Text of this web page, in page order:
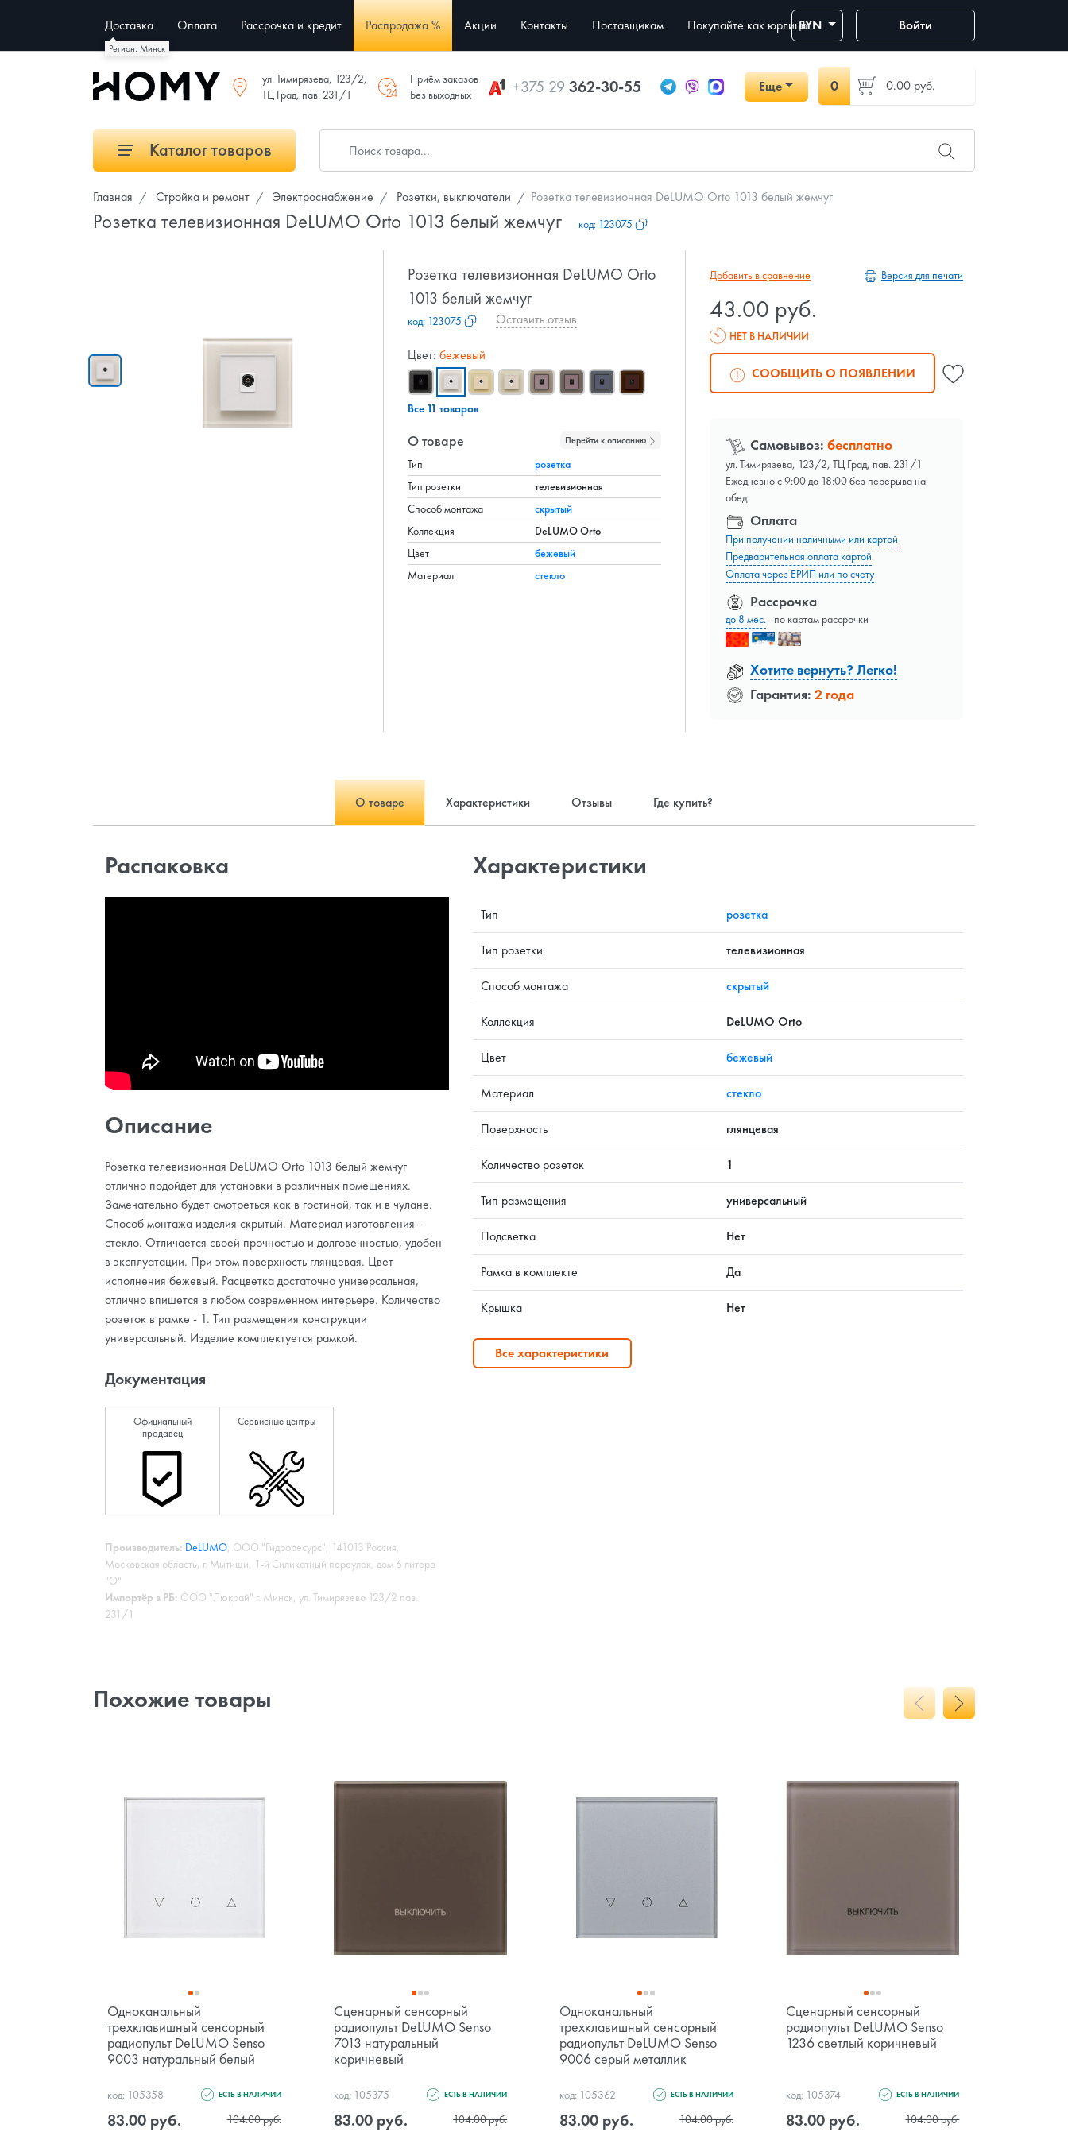
Регион: Минск
Доставка Оплата Рассрочка и кредит Распродажа % Акции Контакты Поставщикам Покупайте как юрлицоBYN Войти
ул. Тимирязева, 123/2,
ТЦ Град, пав. 231/1
Приём заказов
Без выходных
+375 29362-30-55 Еще 0 0.00 руб.
Каталог товаров
Главная Стройка и ремонт Электроснабжение Розетки, выключатели Розетка телевизионная DeLUMO Orto 1013 белый жемчуг
Розетка телевизионная DeLUMO Orto 1013 белый жемчуг код: 123075
Розетка телевизионная DeLUMO Orto
1013 белый жемчуг
код: 123075 Оставить отзыв
Цвет: бежевый
Все 11 товаров
О товаре Перейти к описанию
Тип
розетка
Тип розетки
телевизионная
Способ монтажа
скрытый
Коллекция
DeLUMO Orto
Цвет
бежевый
Материал
стекло
Добавить в сравнение Версия для печати
43.00 руб.
НЕТ В НАЛИЧИИ
СООБЩИТЬ О ПОЯВЛЕНИИ
Самовывоз: бесплатно
ул. Тимирязева, 123/2, ТЦ Град, пав. 231/1
Ежедневно с 9:00 до 18:00 без перерыва на
обед
Оплата
При получении наличными или картой
Предварительная оплата картой
Оплата через ЕРИП или по счету
Рассрочка
до 8 мес.- по картам рассрочки
Хотите вернуть? Легко!
Гарантия: 2 года
О товаре Характеристики Отзывы Где купить?
Распаковка
Описание
Розетка телевизионная DeLUMO Orto 1013 белый жемчуг
отлично подойдет для установки в различных помещениях.
Замечательно будет смотреться как в гостиной, так и в чулане.
Способ монтажа изделия скрытый. Материал изготовления –
стекло. Отличается своей прочностью и долговечностью, удобен
в эксплуатации. При этом поверхность глянцевая. Цвет
исполнения бежевый. Расцветка достаточно универсальная,
отлично впишется в любом современном интерьере. Количество
розеток в рамке - 1. Тип размещения конструкции
универсальный. Изделие комплектуется рамкой.
Документация
Официальный
продавец
Сервисные центры
Производитель: DeLUMO, ООО "Гидроресурс", 141013 Россия,
Московская область, г. Мытищи, 1-й Силикатный переулок, дом 6 литера
"О"
Импортёр в РБ: ООО "Люкрай" г. Минск, ул. Тимирязева 123/2 пав.
231/1
Характеристики
Тип розетка
Тип розетки телевизионная
Способ монтажа скрытый
Коллекция DeLUMO Orto
Цвет бежевый
Материал стекло
Поверхность глянцевая
Количество розеток 1
Тип размещения универсальный
Подсветка Нет
Рамка в комплекте Да
Крышка Нет
Все характеристики
Похожие товары
Одноканальный
трехклавишный сенсорный
радиопульт DeLUMO Senso
9003 натуральный белый
код: 105358 ЕСТЬ В НАЛИЧИИ
83.00 руб. 104.00 руб.
Сценарный сенсорный
радиопульт DeLUMO Senso
7013 натуральный
коричневый
код: 105375 ЕСТЬ В НАЛИЧИИ
83.00 руб. 104.00 руб.
Одноканальный
трехклавишный сенсорный
радиопульт DeLUMO Senso
9006 серый металлик
код: 105362 ЕСТЬ В НАЛИЧИИ
83.00 руб. 104.00 руб.
Сценарный сенсорный
радиопульт DeLUMO Senso
1236 светлый коричневый
код: 105374 ЕСТЬ В НАЛИЧИИ
83.00 руб. 104.00 руб.